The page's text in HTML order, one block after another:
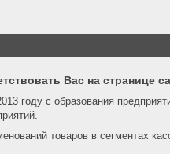
Вас на странице
году с образования
товаров в сегментах